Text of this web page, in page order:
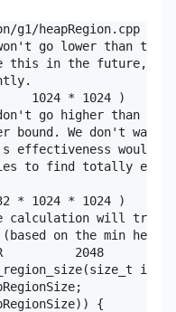
g1/heapRegion.cpp
go lower than that.
this in the future, to
1024 * 1024 )
go higher than
bound. We don't want
effectiveness would
to find totally
32 * 1024 * 1024 )
calculation will try to
on the min heap
2048
{